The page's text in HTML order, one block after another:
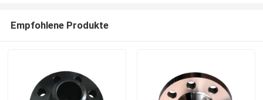
Empfohlene Produkte